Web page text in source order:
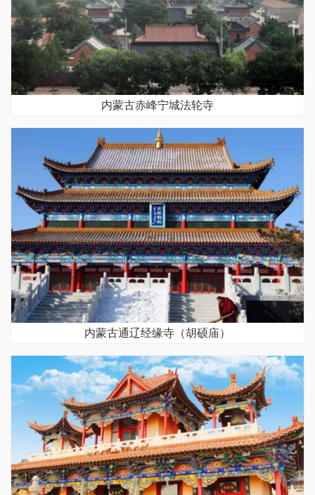
内蒙古赤峰宁城法轮寺
内蒙古通辽经缘寺（胡硕庙）